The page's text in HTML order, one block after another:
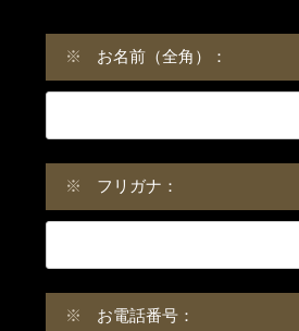
※ お名前（全角）：
※ フリガナ：
※ お電話番号：